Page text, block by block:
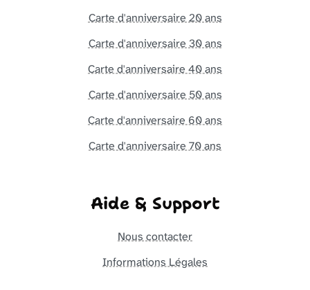
Carte d'anniversaire 20 ans
Carte d'anniversaire 30 ans
Carte d'anniversaire 40 ans
Carte d'anniversaire 50 ans
Carte d'anniversaire 60 ans
Carte d'anniversaire 70 ans
Aide & Support
Nous contacter
Informations Légales